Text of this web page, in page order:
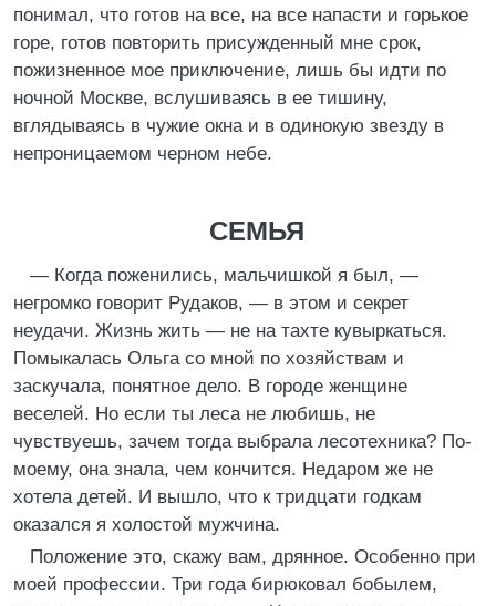
понимал, что готов на все, на все напасти и горькое
горе, готов повторить присужденный мне срок,
пожизненное мое приключение, лишь бы идти по
ночной Москве, вслушиваясь в ее тишину,
вглядываясь в чужие окна и в одинокую звезду в
непроницаемом черном небе.
СЕМЬЯ
— Когда поженились, мальчишкой я был, —
негромко говорит Рудаков, — в этом и секрет
неудачи. Жизнь жить — не на тахте кувыркаться.
Помыкалась Ольга со мной по хозяйствам и
заскучала, понятное дело. В городе женщине
веселей. Но если ты леса не любишь, не
чувствуешь, зачем тогда выбрала лесотехника? По-
моему, она знала, чем кончится. Недаром же не
хотела детей. И вышло, что к тридцати годкам
оказался я холостой мужчина.
Положение это, скажу вам, дрянное. Особенно при
моей профессии. Три года бирюковал бобылем,